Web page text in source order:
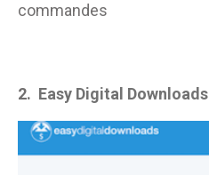
commandes
2. Easy Digital Downloads